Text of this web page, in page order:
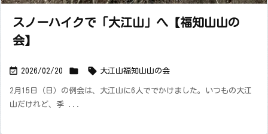
スノーハイクで「大江山」へ【福知山山の
会】
 2026/02/20   大江山福知山山の会
2月15日（日）の例会は、大江山に6人ででかけました。いつもの大江
山だけれど、季 ...